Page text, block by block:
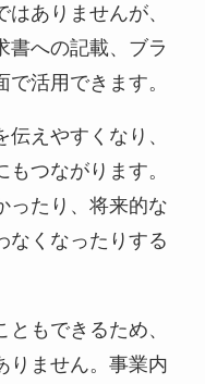
ありませんが、
書への記載、ブラ
活用できます。
えやすくなり、
つながります。
ったり、将来的な
なくなったりする
もできるため、
りません。事業内